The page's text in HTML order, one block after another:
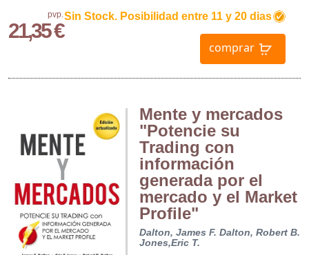
pvp.
21,35 €
Sin Stock. Posibilidad entre 11 y 20 dias
comprar
Mente y mercados
"Potencie su
Trading con
información
generada por el
mercado y el Market
Profile"
Dalton, James F. Dalton, Robert B.
Jones,Eric T.